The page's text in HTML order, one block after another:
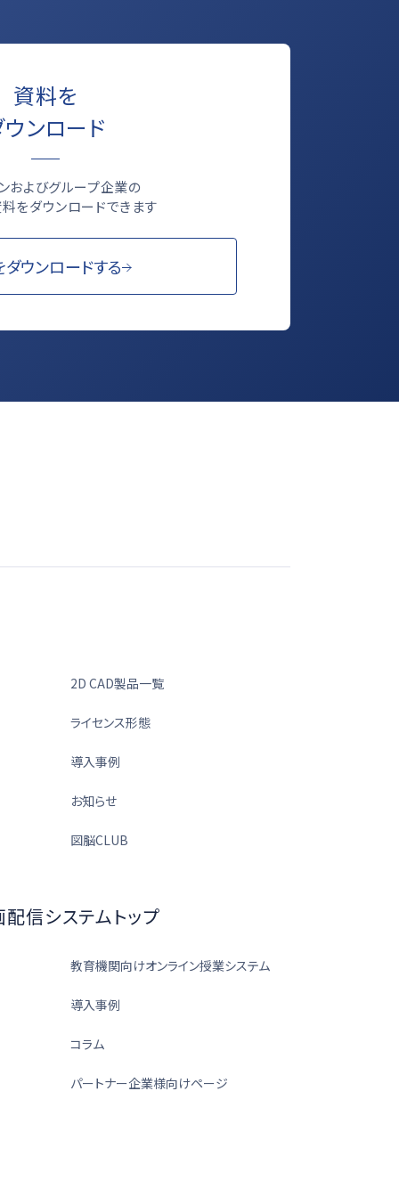
資料を
ンロード
およびグループ企業の
をダウンロードできます
ウンロードする
2D CAD製品一覧
ライセンス形態
導入事例
お知らせ
図脳CLUB
信システムトップ
教育機関向けオンライン授業システム
導入事例
コラム
パートナー企業様向けページ